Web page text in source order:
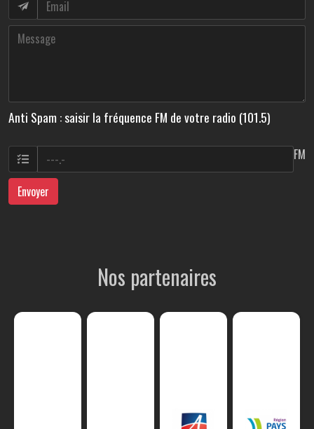
Anti Spam : saisir la fréquence FM de votre radio (101.5)
FM
Envoyer
Nos partenaires